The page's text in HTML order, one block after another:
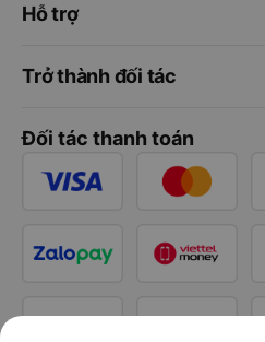
Hỗ trợ
Trở thành đối tác
Đối tác thanh toán